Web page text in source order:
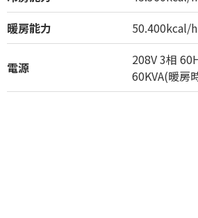
暖房能力
50.400kcal/
電源
208V 3相
60KVA(暖房